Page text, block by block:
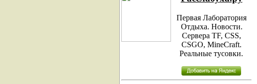
Первая Лаборатория
Отдыха. Новости.
Сервера TF, CSS,
CSGO, MineCraft.
Реальные тусовки.